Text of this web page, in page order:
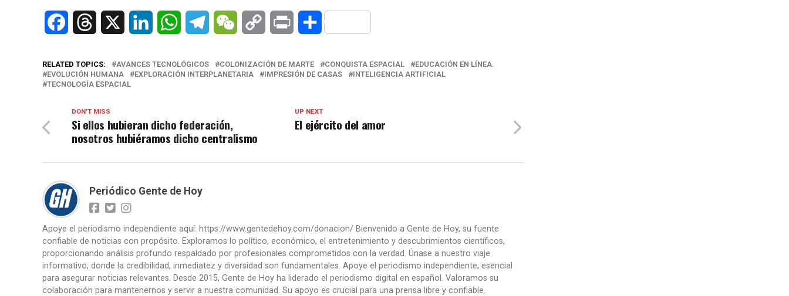
FacebookThreads LinkedIn WhatsAppTelegramWeChat Copy Print Compartir
RELATED TOPICS: AVANCES TECNOLÓGICOS COLONIZACIÓN DE MARTE CONQUISTA ESPACIAL
EDUCACIÓN EN LÍNEA.
EVOLUCIÓN HUMANA
EXPLORACIÓN INTERPLANETARIA IMPRESIÓN DE CASAS
INTELIGENCIA ARTIFICIAL
TECNOLOGÍA ESPACIAL
UP NEXT
El ejército del amor
DON'T MISS
Si ellos hubieran dicho federación,
nosotros hubiéramos dicho centralismo
Periódico Gente de Hoy
Apoye el periodismo independiente aquí: https://www.gentedehoy.com/donacion/ Bienvenido a Gente de Hoy, su fuente
confiable de noticias con propósito. Exploramos lo político, económico, el entretenimiento y descubrimientos científicos,
proporcionando análisis profundo respaldado por profesionales comprometidos con la verdad. Únase a nuestro viaje
informativo, donde la credibilidad, inmediatez y diversidad son fundamentales. Apoye el periodismo independiente, esencial
para asegurar noticias relevantes. Desde 2015, Gente de Hoy ha liderado el periodismo digital en español. Valoramos su
colaboración para mantenernos y servir a nuestra comunidad. Su apoyo es crucial para una prensa libre y confiable.